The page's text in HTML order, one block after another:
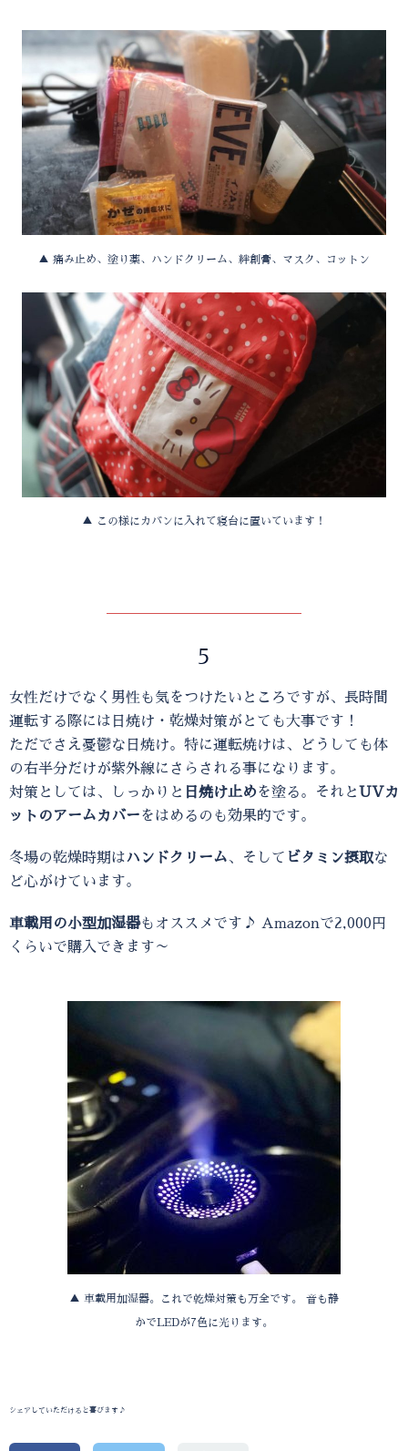
▲ 痛み止め、塗り薬、ハンドクリーム、絆創膏、マスク、コットン
▲ この様にカバンに入れて寝台に置いています！
5
女性だけでなく男性も気をつけたいところですが、長時間
運転する際には日焼け・乾燥対策がとても大事です！
ただでさえ憂鬱な日焼け。特に運転焼けは、どうしても体
の右半分だけが紫外線にさらされる事になります。
対策としては、しっかりと 日焼け止めを塗る。それと UVカ
ットのアームカバーをはめるのも効果的です。
冬場の乾燥時期はハンドクリーム、そして ビタミン摂取な
ど心がけています。
車載用の小型加湿器もオススメです♪ Amazonで2,000円
くらいで購入できます～
▲ 車載用加湿器。これで乾燥対策も万全です。 音も静
かでLEDが7色に光ります。
シェアしていただけると喜びます♪